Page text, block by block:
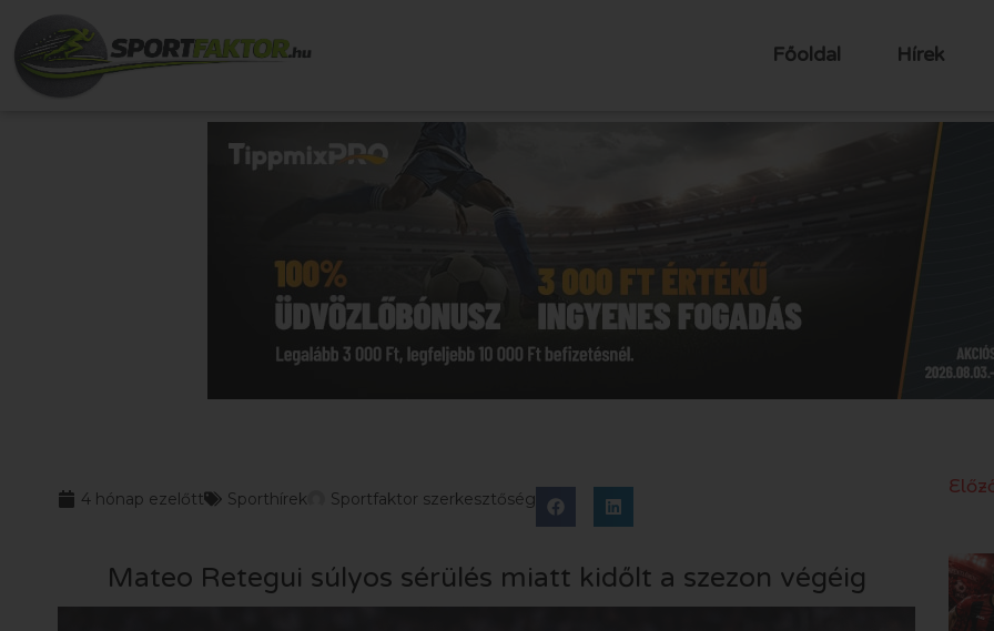
Főoldal Hírek
4 hónap ezelőtt Sporthírek Sportfaktor szerkesztőség
Mateo Retegui súlyos sérülés miatt kidőlt a szezon végéig